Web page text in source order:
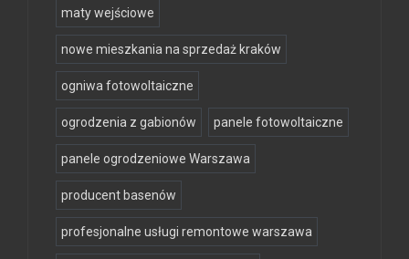
maty wejściowe
nowe mieszkania na sprzedaż kraków
ogniwa fotowoltaiczne
ogrodzenia z gabionów panele fotowoltaiczne
panele ogrodzeniowe Warszawa
producent basenów
profesjonalne usługi remontowe warszawa